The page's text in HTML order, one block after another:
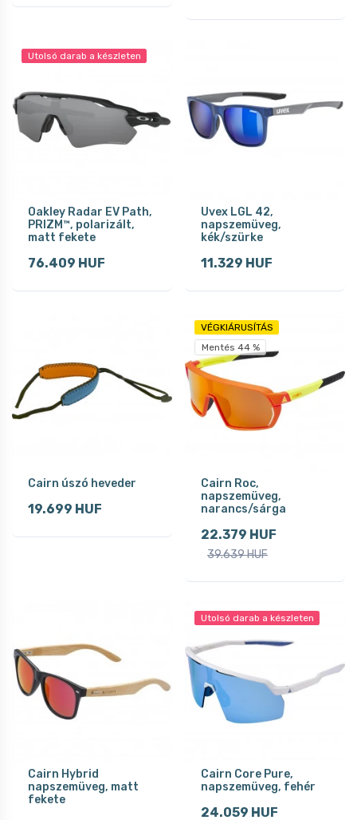
Utolsó darab a készleten
Oakley Radar EV Path,
PRIZM™, polarizált,
matt fekete
76.409 HUF
Uvex LGL 42,
napszemüveg,
kék/szürke
11.329 HUF
Cairn úszó heveder
19.699 HUF
VÉGKIÁRUSÍTÁS
Mentés 44 %
Cairn Roc,
napszemüveg,
narancs/sárga
22.379 HUF
39.639 HUF
Cairn Hybrid
napszemüveg, matt
fekete
Utolsó darab a készleten
Cairn Core Pure,
napszemüveg, fehér
24.059 HUF